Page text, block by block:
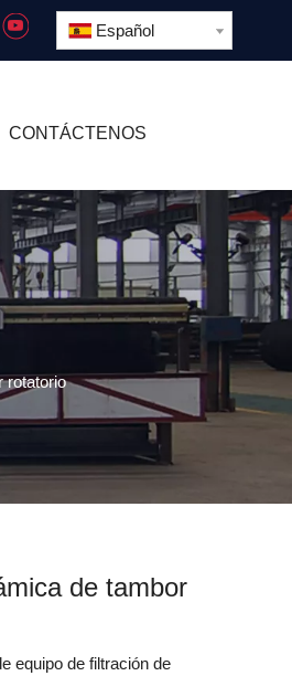
Español
CONTÁCTENOS
rotatorio
de tambor
equipo de filtración de